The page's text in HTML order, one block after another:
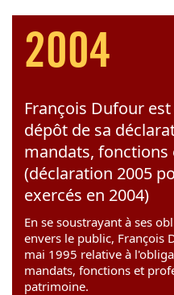
2004
François Dufour
dépôt de sa
mandats, fonctions
(déclaration 2005
exercés en 2004)
En se soustrayant à ses
envers le public, François
mai 1995 relative à
mandats, fonctions et
patrimoine.